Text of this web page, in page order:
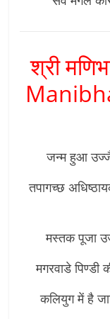
श्री
जन्म हुआ
तपागच्छ
मस्तक पूजा
मगरवाडे
कलियुग में है